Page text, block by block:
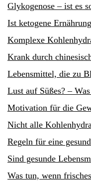
Glykogenose – ist es
Ist ketogene
Komplexe
Krank durch
Lebensmittel, die zu
Lust auf Süßes? –
Motivation für die
Nicht alle
Regeln für eine
Sind gesunde
Was tun, wenn